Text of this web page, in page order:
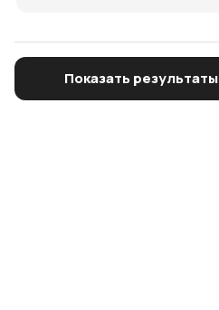
Показать результаты